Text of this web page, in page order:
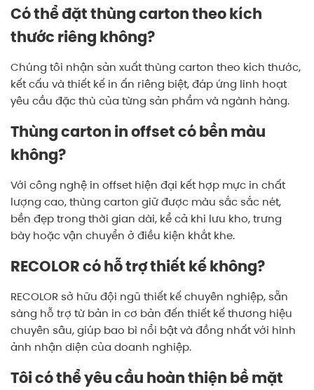
Có thể đặt thùng carton theo kích
thước riêng không?
Chúng tôi nhận sản xuất thùng carton theo kích thước,
kết cấu và thiết kế in ấn riêng biệt, đáp ứng linh hoạt
yêu cầu đặc thù của từng sản phẩm và ngành hàng.
Thùng carton in offset có bền màu
không?
Với công nghệ in offset hiện đại kết hợp mực in chất
lượng cao, thùng carton giữ được màu sắc sắc nét,
bền đẹp trong thời gian dài, kể cả khi lưu kho, trưng
bày hoặc vận chuyển ở điều kiện khắt khe.
RECOLOR có hỗ trợ thiết kế không?
RECOLOR sở hữu đội ngũ thiết kế chuyên nghiệp, sẵn
sàng hỗ trợ từ bản in cơ bản đến thiết kế thương hiệu
chuyên sâu, giúp bao bì nổi bật và đồng nhất với hình
ảnh nhận diện của doanh nghiệp.
Tôi có thể yêu cầu hoàn thiện bề mặt